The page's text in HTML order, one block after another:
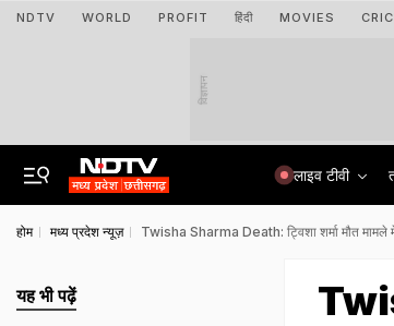
NDTV WORLD PROFIT हिंदी MOVIES
विज्ञापन
लाइव टीवी
होम मध्य प्रदेश न्यूज़ Twisha Sharma Death: ट्विशा शर्मा मौत मामले
यह भी पढ़ें